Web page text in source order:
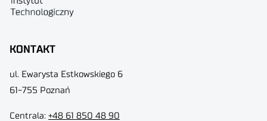
KONTAKT
ul. Ewarysta Estkowskiego 6
61-755 Poznań
Centrala: +48 61 850 48 90